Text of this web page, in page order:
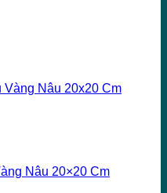
Nâu 20×20 Cm